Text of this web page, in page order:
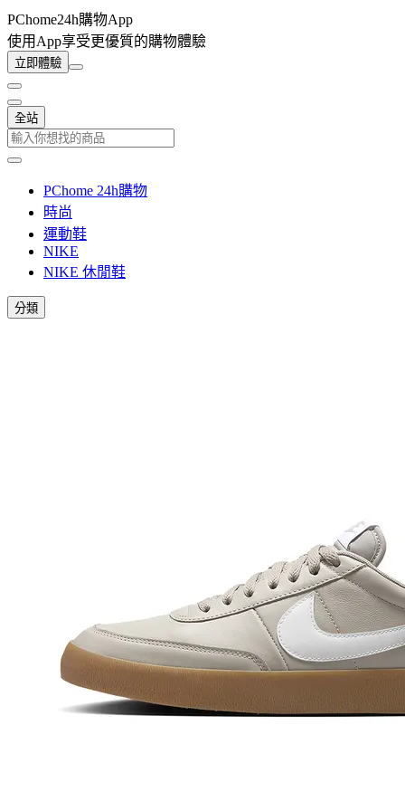
PChome24h購物App
使用App享受更優質的購物體驗
立即體驗
全站
PChome 24h購物
時尚
運動鞋
NIKE
NIKE 休閒鞋
分類